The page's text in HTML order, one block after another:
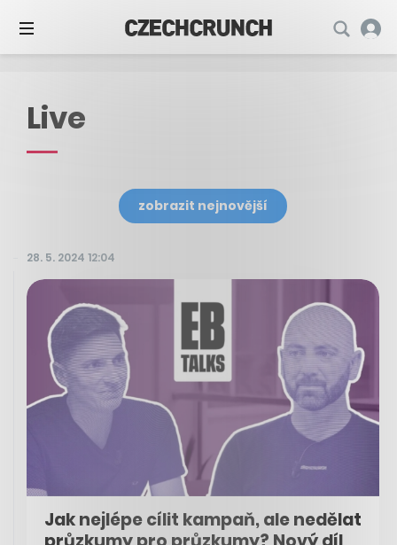
Live
zobrazit nejnovější
28. 5. 2024 12:04
Jak nejlépe cílit kampaň, ale nedělat